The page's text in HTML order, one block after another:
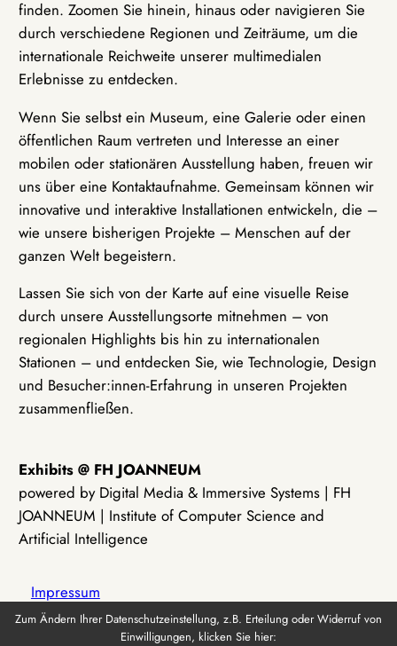
finden. Zoomen Sie hinein, hinaus oder navigieren Sie
durch verschiedene Regionen und Zeiträume, um die
internationale Reichweite unserer multimedialen
Erlebnisse zu entdecken.
Wenn Sie selbst ein Museum, eine Galerie oder einen
öffentlichen Raum vertreten und Interesse an einer
mobilen oder stationären Ausstellung haben, freuen wir
uns über eine Kontaktaufnahme. Gemeinsam können wir
innovative und interaktive Installationen entwickeln, die –
wie unsere bisherigen Projekte – Menschen auf der
ganzen Welt begeistern.
Lassen Sie sich von der Karte auf eine visuelle Reise
durch unsere Ausstellungsorte mitnehmen – von
regionalen Highlights bis hin zu internationalen
Stationen – und entdecken Sie, wie Technologie, Design
und Besucher:innen-Erfahrung in unseren Projekten
zusammenfließen.
Exhibits @ FH JOANNEUM
powered by Digital Media & Immersive Systems | FH
JOANNEUM | Institute of Computer Science and
Artificial Intelligence
Impressum
Zum Ändern Ihrer Datenschutzeinstellung, z.B. Erteilung oder Widerruf von
Einwilligungen, klicken Sie hier: